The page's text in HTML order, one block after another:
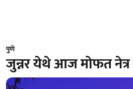
पुणे
जुन्नर येथे आज मोफत